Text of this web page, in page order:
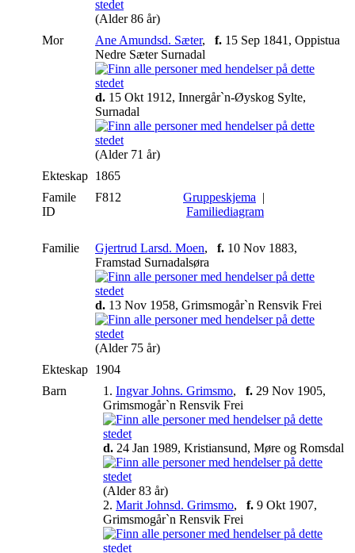
(Alder 86 år)
Mor
Ane Amundsd. Sæter, f. 15 Sep 1841, Oppistua
Nedre Sæter Surnadal
d. 15 Okt 1912, Innergår`n-Øyskog Sylte,
Surnadal
(Alder 71 år)
Ekteskap 1865
Famile
ID
F812 Gruppeskjema |
Familiediagram
Familie Gjertrud Larsd. Moen, f. 10 Nov 1883,
Framstad Surnadalsøra
d. 13 Nov 1958, Grimsmogår`n Rensvik Frei
(Alder 75 år)
Ekteskap 1904
Barn
1. Ingvar Johns. Grimsmo, f. 29 Nov 1905,
Grimsmogår`n Rensvik Frei
d. 24 Jan 1989, Kristiansund, Møre og Romsdal
(Alder 83 år)
2. Marit Johnsd. Grimsmo, f. 9 Okt 1907,
Grimsmogår`n Rensvik Frei